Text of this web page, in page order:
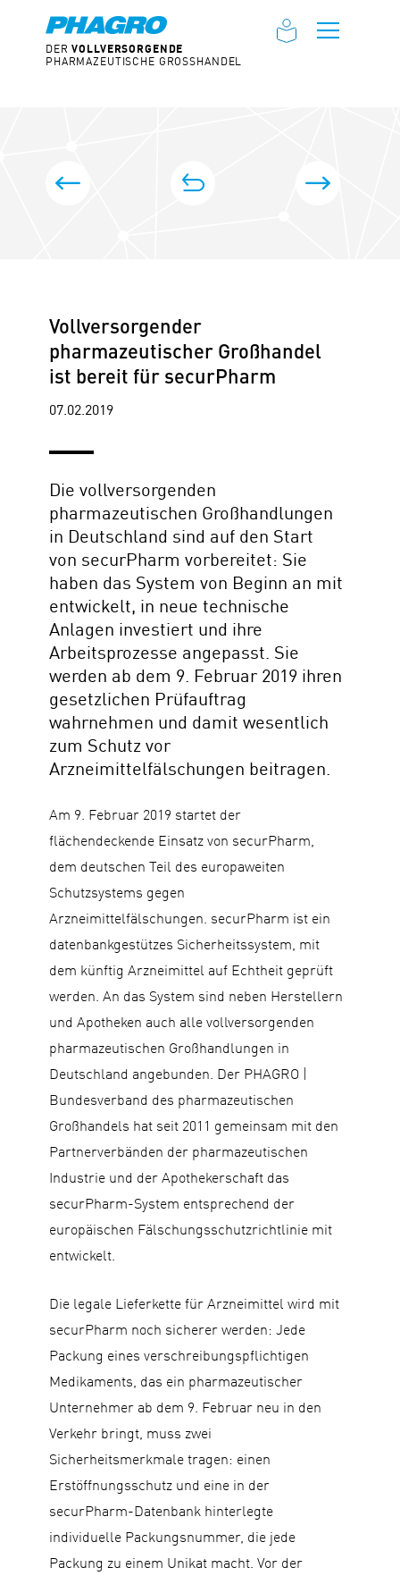
DERVOLLVERSORGENDE
PHARMAZEUTISCHE GROSSHANDEL
BEITRAGS-NAVIGATION
Vollversorgender
pharmazeutischer Großhandel
ist bereit für securPharm
07.02.2019
Die vollversorgenden
pharmazeutischen Großhandlungen
in Deutschland sind auf den Start
von securPharm vorbereitet: Sie
haben das System von Beginn an mit
entwickelt, in neue technische
Anlagen investiert und ihre
Arbeitsprozesse angepasst. Sie
werden ab dem 9. Februar 2019 ihren
gesetzlichen Prüfauftrag
wahrnehmen und damit wesentlich
zum Schutz vor
Arzneimittelfälschungen beitragen.
Am 9. Februar 2019 startet der
flächendeckende Einsatz von securPharm,
dem deutschen Teil des europaweiten
Schutzsystems gegen
Arzneimittelfälschungen. securPharm ist ein
datenbankgestützes Sicherheitssystem, mit
dem künftig Arzneimittel auf Echtheit geprüft
werden. An das System sind neben Herstellern
und Apotheken auch alle vollversorgenden
pharmazeutischen Großhandlungen in
Deutschland angebunden. Der PHAGRO |
Bundesverband des pharmazeutischen
Großhandels hat seit 2011 gemeinsam mit den
Partnerverbänden der pharmazeutischen
Industrie und der Apothekerschaft das
securPharm-System entsprechend der
europäischen Fälschungsschutzrichtlinie mit
entwickelt.
Die legale Lieferkette für Arzneimittel wird mit
securPharm noch sicherer werden: Jede
Packung eines verschreibungspflichtigen
Medikaments, das ein pharmazeutischer
Unternehmer ab dem 9. Februar neu in den
Verkehr bringt, muss zwei
Sicherheitsmerkmale tragen: einen
Erstöffnungsschutz und eine in der
securPharm-Datenbank hinterlegte
individuelle Packungsnummer, die jede
Packung zu einem Unikat macht. Vor der